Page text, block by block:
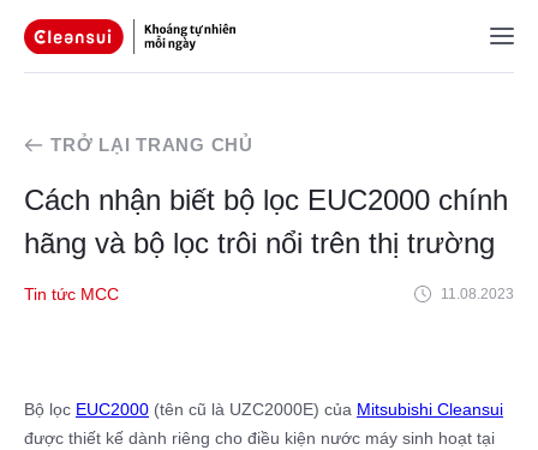
TRỞ LẠI TRANG CHỦ
Cách nhận biết bộ lọc EUC2000 chính
hãng và bộ lọc trôi nổi trên thị trường
Tin tức MCC 11.08.2023
Bộ lọc EUC2000 (tên cũ là UZC2000E) của Mitsubishi Cleansui
được thiết kế dành riêng cho điều kiện nước máy sinh hoạt tại